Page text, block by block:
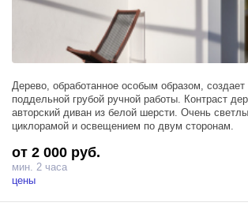
Дерево, обработанное особым образом,
поддельной грубой ручной работы. Контраст
авторский диван из белой шерсти. Очень
циклорамой и освещением по двум сторонам.
от 2 000 руб.
мин. 2 часа
цены